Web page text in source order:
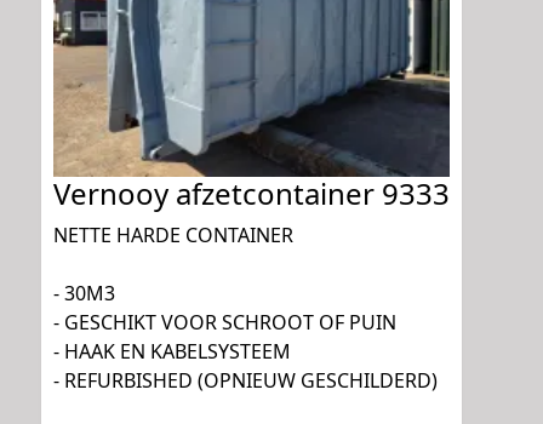
Vernooy afzetcontainer 9333
NETTE HARDE CONTAINER
- 30M3
- GESCHIKT VOOR SCHROOT OF PUIN
- HAAK EN KABELSYSTEEM
- REFURBISHED (OPNIEUW GESCHILDERD)